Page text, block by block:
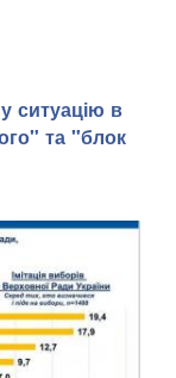
ситуацію в
та "блок